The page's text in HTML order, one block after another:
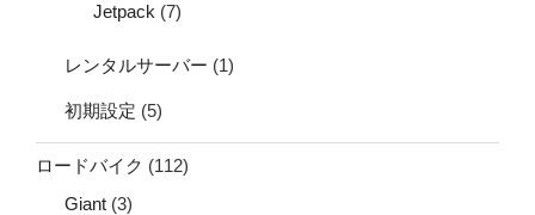
Jetpack (7)
レンタルサーバー (1)
初期設定 (5)
ロードバイク (112)
Giant (3)